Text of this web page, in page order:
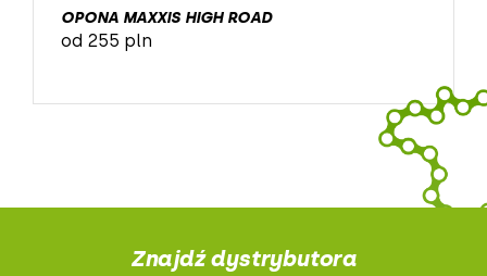
OPONA MAXXIS HIGH ROAD
od 255 pln
Znajdź dystrybutora